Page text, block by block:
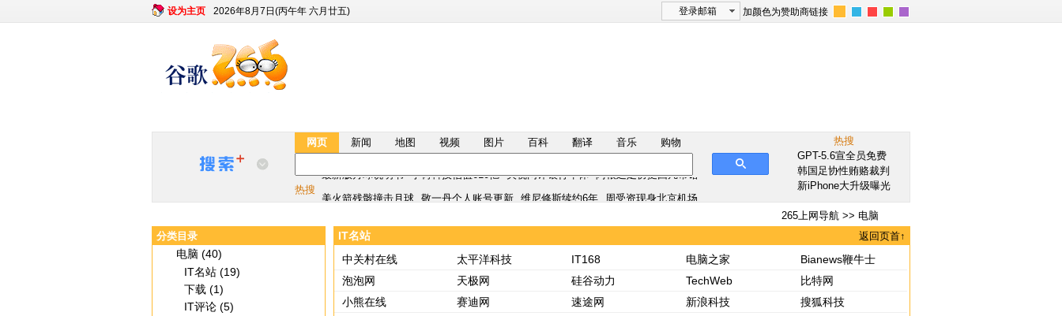
设为主页 2026年8月7日(丙午年 六月廿五) 加颜色为赞助商链接
登录邮箱
网页 新闻 地图 视频 图片 百科 翻译 音乐 购物
热搜
美火箭残骸撞击月球 敬一丹个人账号更新 维尼修斯续约6年
周受资现身北京机场
美火箭残骸撞击月球
热搜
GPT-5.6宣全员免费
韩国足协性贿赂裁判
新iPhone大升级曝光
265上网导航 >> 电脑
返回页首↑
IT名站
中关村在线
太平洋科技 IT168 电脑之家
Bianews鞭牛士
泡泡网
天极网 硅谷动力 TechWeb
比特网
小熊在线
赛迪网 速途网 新浪科技
搜狐科技
分类目录
电脑 (40)
IT名站 (19)
下载 (1)
IT评论 (5)